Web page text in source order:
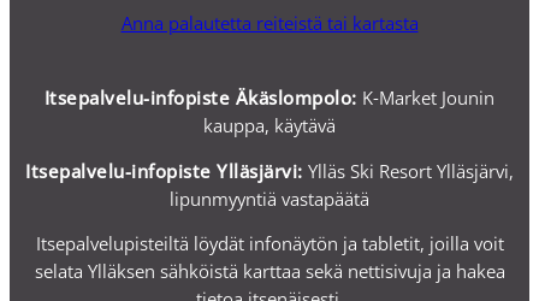
Anna palautetta reiteistä tai kartasta
Itsepalvelu-infopiste Äkäslompolo: K-Market Jounin
kauppa, käytävä
Itsepalvelu-infopiste Ylläsjärvi: Ylläs Ski Resort Ylläsjärvi,
lipunmyyntiä vastapäätä
Itsepalvelupisteiltä löydät infonäytön ja tabletit, joilla voit
selata Ylläksen sähköistä karttaa sekä nettisivuja ja hakea